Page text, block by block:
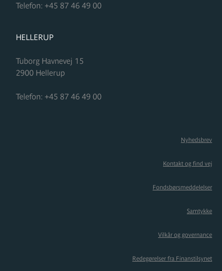
Telefon: +45 87 46 49 00
FORMUPLEJE
HELLERUP
Tuborg Havnevej 15
2900 Hellerup
Telefon: +45 87 46 49 00
Nyhedsbrev
Kontakt og find vej
Fondsbørsmeddelelser
Samtykke
Vilkår og governance
Redegørelser fra Finanstilsynet